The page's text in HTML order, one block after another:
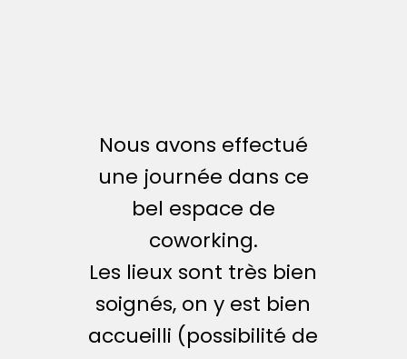
Nous avons effectué
une journée dans ce
bel espace de
coworking.
Les lieux sont très bien
soignés, on y est bien
accueilli (possibilité de